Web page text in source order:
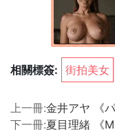
相關標簽: 街拍美女
上一冊:金井アヤ 《
下一冊:夏目理緒 《